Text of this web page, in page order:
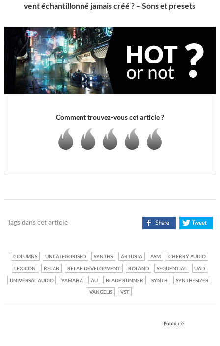
vent échantillonné jamais créé ? – Sons et presets
Comment trouvez-vous cet article ?
Tags dans cet article
COLUMNS UNCATEGORISED SYNTHS ARTURIA ASM
CHERRY AUDIO
LEXICON
RELAB RELAB DEVELOPMENT ROLAND SEQUENTIAL
UAD
UNIVERSAL AUDIO
YAMAHA AU BLADE RUNNER SYNTH
SYNTHESIZER
VANGELIS
VST
Publicité